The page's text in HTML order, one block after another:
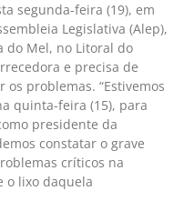
segunda-feira (19), em
Legislativa (Alep),
do Mel, no Litoral do
e precisa de
problemas. “Estivemos
quinta-feira (15), para
presidente da
constatar o grave
críticos na
o lixo daquela